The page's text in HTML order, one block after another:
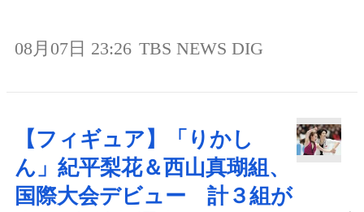
08月07日 23:26 TBS NEWS DIG
【フィギュア】「りかし
ん」紀平梨花＆西山真瑚組、
国際大会デビュー 計３組が